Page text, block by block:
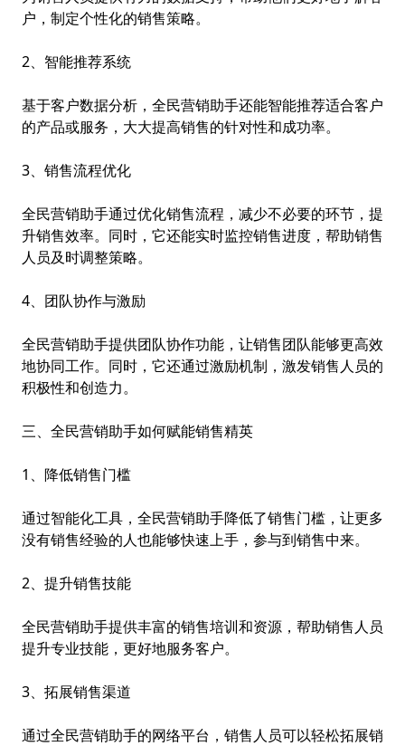
户，制定个性化的销售策略。
2、智能推荐系统
基于客户数据分析，全民营销助手还能智能推荐适合客户
的产品或服务，大大提高销售的针对性和成功率。
3、销售流程优化
全民营销助手通过优化销售流程，减少不必要的环节，提
升销售效率。同时，它还能实时监控销售进度，帮助销售
人员及时调整策略。
4、团队协作与激励
全民营销助手提供团队协作功能，让销售团队能够更高效
地协同工作。同时，它还通过激励机制，激发销售人员的
积极性和创造力。
三、全民营销助手如何赋能销售精英
1、降低销售门槛
通过智能化工具，全民营销助手降低了销售门槛，让更多
没有销售经验的人也能够快速上手，参与到销售中来。
2、提升销售技能
全民营销助手提供丰富的销售培训和资源，帮助销售人员
提升专业技能，更好地服务客户。
3、拓展销售渠道
通过全民营销助手的网络平台，销售人员可以轻松拓展销